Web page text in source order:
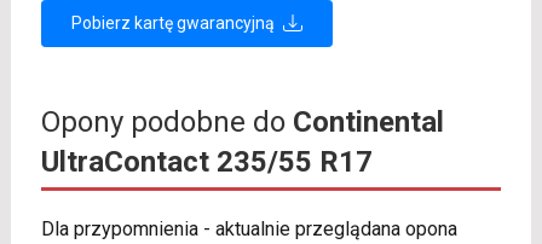
Pobierz kartę gwarancyjną
Opony podobne do Continental
UltraContact 235/55 R17
Dla przypomnienia - aktualnie przeglądana opona